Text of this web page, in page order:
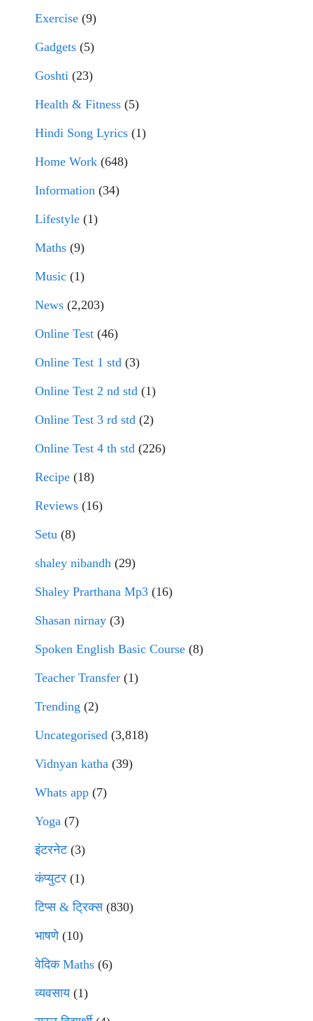
Exercise (9)
Gadgets (5)
Goshti (23)
Health & Fitness (5)
Hindi Song Lyrics (1)
Home Work (648)
Information (34)
Lifestyle (1)
Maths (9)
Music (1)
News (2,203)
Online Test (46)
Online Test 1 std (3)
Online Test 2 nd std (1)
Online Test 3 rd std (2)
Online Test 4 th std (226)
Recipe (18)
Reviews (16)
Setu (8)
shaley nibandh (29)
Shaley Prarthana Mp3 (16)
Shasan nirnay (3)
Spoken English Basic Course (8)
Teacher Transfer (1)
Trending (2)
Uncategorised (3,818)
Vidnyan katha (39)
Whats app (7)
Yoga (7)
इंटरनेट(3)
कंप्युटर (1)
टिप्स & ट्रिक्स(830)
भाषणे(10)
वेदिक Maths (6)
व्यवसाय(1)